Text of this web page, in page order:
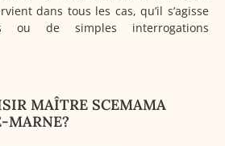
dans tous les cas, qu’il s’agisse
ou de simples interrogations
MAÎTRE SCEMAMA
MARNE?